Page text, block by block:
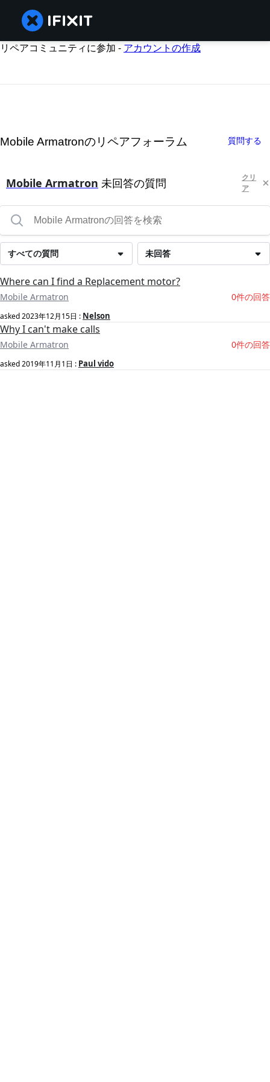
リペアコミュニティに参加 - アカウントの作成
Mobile Armatronのリペアフォーラム 質問する
Mobile Armatron 未回答の質問
クリ
ア
未回答
すべての質問
Where can I find a Replacement motor?
Mobile Armatron 0件の回答
asked2023年12月15日 : Nelson
Why I can't make calls
Mobile Armatron 0件の回答
asked2019年11月1日 : Paul vido